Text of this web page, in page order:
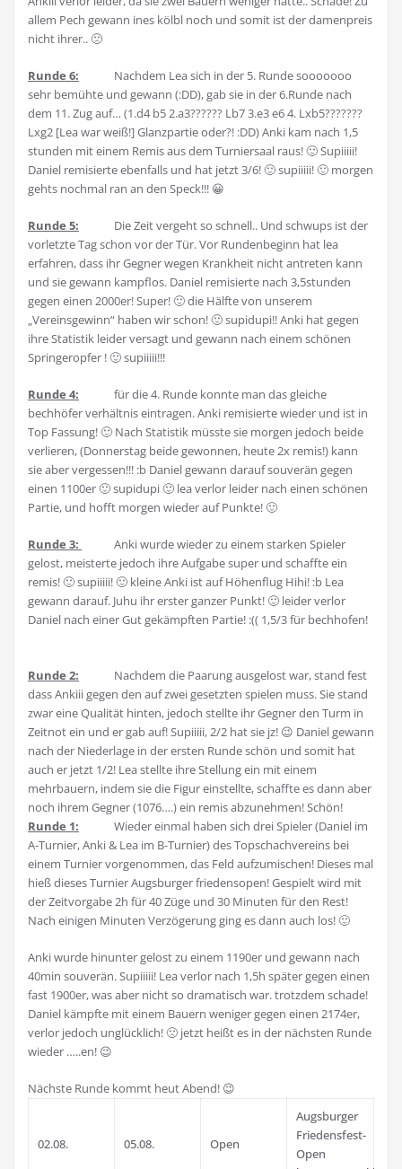
allem Pech gewann ines kölbl noch und somit ist der damenpreis
nicht ihrer.. 🙁
Runde 6: Nachdem Lea sich in der 5. Runde sooooooo
sehr bemühte und gewann (:DD), gab sie in der 6.Runde nach
dem 11. Zug auf… (1.d4 b5 2.a3?????? Lb7 3.e3 e6 4. Lxb5???????
Lxg2 [Lea war weiß!] Glanzpartie oder?! :DD) Anki kam nach 1,5
stunden mit einem Remis aus dem Turniersaal raus! 🙂 Supiiiii!
Daniel remisierte ebenfalls und hat jetzt 3/6! 🙂 supiiiii! 🙂 morgen
gehts nochmal ran an den Speck!!! 😀
Runde 5: Die Zeit vergeht so schnell.. Und schwups ist der
vorletzte Tag schon vor der Tür. Vor Rundenbeginn hat lea
erfahren, dass ihr Gegner wegen Krankheit nicht antreten kann
und sie gewann kampflos. Daniel remisierte nach 3,5stunden
gegen einen 2000er! Super! 🙂 die Hälfte von unserem
„Vereinsgewinn“ haben wir schon! 🙂 supidupi!! Anki hat gegen
ihre Statistik leider versagt und gewann nach einem schönen
Springeropfer ! 🙂 supiiiii!!!
Runde 4: für die 4. Runde konnte man das gleiche
bechhöfer verhältnis eintragen. Anki remisierte wieder und ist in
Top Fassung! 🙂 Nach Statistik müsste sie morgen jedoch beide
verlieren, (Donnerstag beide gewonnen, heute 2x remis!) kann
sie aber vergessen!!! :b Daniel gewann darauf souverän gegen
einen 1100er 🙂 supidupi 🙂 lea verlor leider nach einen schönen
Partie, und hofft morgen wieder auf Punkte! 🙂
Runde 3:
Anki wurde wieder zu einem starken Spieler
gelost, meisterte jedoch ihre Aufgabe super und schaffte ein
remis! 🙂 supiiiii! 🙂 kleine Anki ist auf Höhenflug Hihi! :b Lea
gewann darauf. Juhu ihr erster ganzer Punkt! 🙂 leider verlor
Daniel nach einer Gut gekämpften Partie! :(( 1,5/3 für bechhofen!
Runde 2:
Nachdem die Paarung ausgelost war, stand fest
dass Ankiii gegen den auf zwei gesetzten spielen muss. Sie stand
zwar eine Qualität hinten, jedoch stellte ihr Gegner den Turm in
Zeitnot ein und er gab auf! Supiiiii, 2/2 hat sie jz! 😉 Daniel gewann
nach der Niederlage in der ersten Runde schön und somit hat
auch er jetzt 1/2! Lea stellte ihre Stellung ein mit einem
mehrbauern, indem sie die Figur einstellte, schaffte es dann aber
noch ihrem Gegner (1076….) ein remis abzunehmen! Schön!
Runde 1: Wieder einmal haben sich drei Spieler (Daniel im
A-Turnier, Anki & Lea im B-Turnier) des Topschachvereins bei
einem Turnier vorgenommen, das Feld aufzumischen! Dieses mal
hieß dieses Turnier Augsburger friedensopen! Gespielt wird mit
der Zeitvorgabe 2h für 40 Züge und 30 Minuten für den Rest!
Nach einigen Minuten Verzögerung ging es dann auch los! 🙂
Anki wurde hinunter gelost zu einem 1190er und gewann nach
40min souverän. Supiiiii! Lea verlor nach 1,5h später gegen einen
fast 1900er, was aber nicht so dramatisch war. trotzdem schade!
Daniel kämpfte mit einem Bauern weniger gegen einen 2174er,
verlor jedoch unglücklich! 🙁 jetzt heißt es in der nächsten Runde
wieder …..en! 😉
Nächste Runde kommt heut Abend! 😉
02.08. 05.08. Open
Augsburger
Friedensfest-
Open